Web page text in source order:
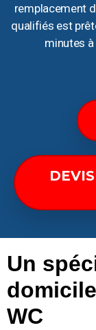
remplacement
qualifiés est
minutes à
Un
WC